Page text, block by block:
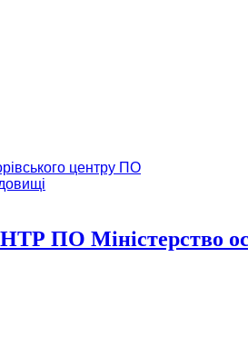
центру ПО
Міністерство